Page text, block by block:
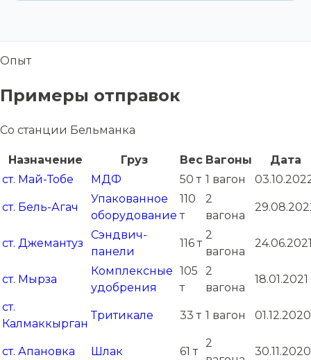
Опыт
Примеры отправок
Со станции Бельманка
Назначение Груз Вес Вагоны
Дата
ст. Май-Тобе
МДФ 50 т 1 вагон
ст. Бель-Агач
Упакованное
оборудование
110
т
2
вагона
ст. Джемантуз
Сэндвич-
панели
116 т
2
вагона
ст. Мырза
Комплексные
удобрения
105
т
2
вагона
18.01.2021
ст.
Калмаккырган
Тритикале 33 т 1 вагон 01.12.2020
ст. Апановка Шлак 61 т
2
30.11.2020